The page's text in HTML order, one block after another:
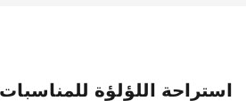
استراحة اللؤلؤة للمناسبات